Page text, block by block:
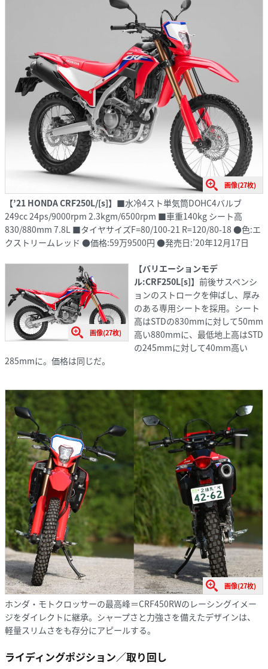
画像(27枚)
【’21 HONDA CRF250L/[s]】 ■水冷4スト単気筒DOHC4バルブ
249cc 24ps/9000rpm 2.3kgm/6500rpm ■車重140kg シート高
830/880mm 7.8L ■タイヤサイズF=80/100-21 R=120/80-18 ●色:エ
クストリームレッド ●価格:59万9500円 ●発売日:’20年12月17日
画像(27枚)
【バリエーションモデ
ル:CRF250L[s]】 前後サスペンシ
ョンのストロークを伸ばし、厚み
のある専用シートを採用。シート
高はSTDの830mmに対して50mm
高い880mmに、最低地上高はSTD
の245mmに対して40mm高い
285mmに。価格は同じだ。
画像(27枚)
ホンダ・モトクロッサーの最高峰＝CRF450RWのレーシングイメー
ジをダイレクトに継承。シャープさと力強さを備えたデザインは、
軽量スリムさをも存分にアピールする。
ライディングポジション／取り回し